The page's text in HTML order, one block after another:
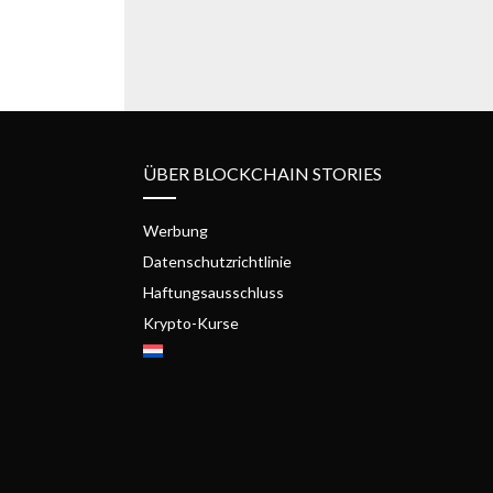
ÜBER BLOCKCHAIN STORIES
Werbung
Datenschutzrichtlinie
Haftungsausschluss
Krypto-Kurse